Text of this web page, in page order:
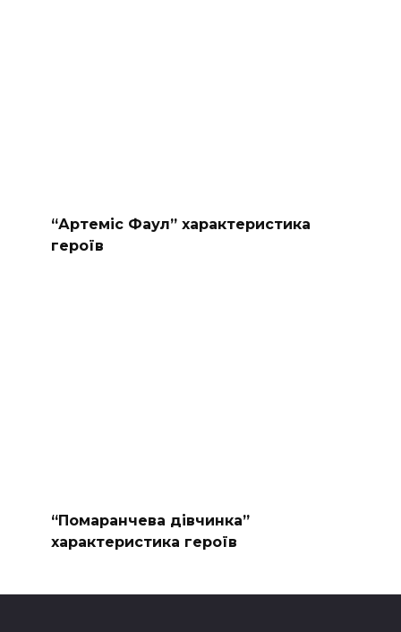
“Артеміс Фаул” характеристика
героїв
“Помаранчева дівчинка”
характеристика героїв